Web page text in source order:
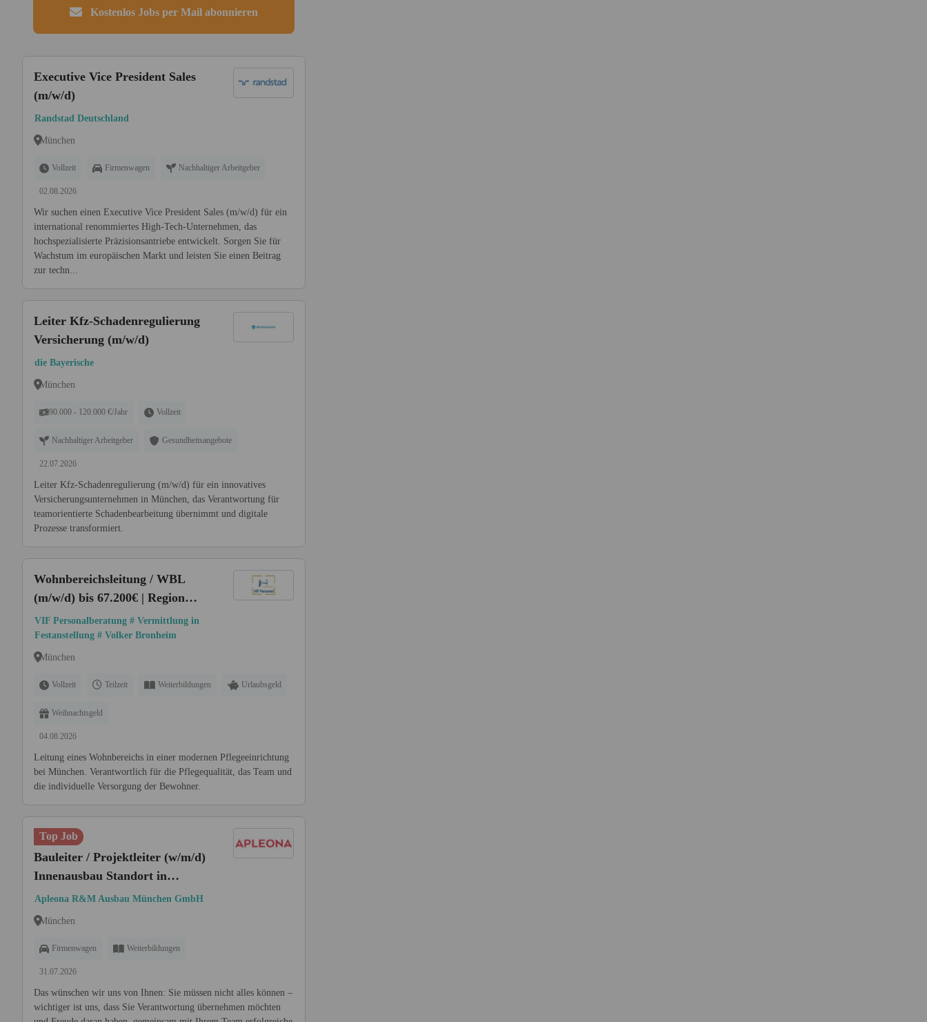
Kostenlos Jobs per Mail abonnieren
Executive Vice President Sales
(m/w/d)
Randstad Deutschland
München
Vollzeit Firmenwagen Nachhaltiger Arbeitgeber
02.08.2026
Wir suchen einen Executive Vice President Sales (m/w/d) für ein
international renommiertes High-Tech-Unternehmen, das
hochspezialisierte Präzisionsantriebe entwickelt. Sorgen Sie für
Wachstum im europäischen Markt und leisten Sie einen Beitrag
zur techn...
Leiter Kfz-Schadenregulierung
Versicherung (m/w/d)
die Bayerische
München
90.000 - 120.000 €/Jahr Vollzeit
Nachhaltiger Arbeitgeber Gesundheitsangebote
22.07.2026
Leiter Kfz-Schadenregulierung (m/w/d) für ein innovatives
Versicherungsunternehmen in München, das Verantwortung für
teamorientierte Schadenbearbeitung übernimmt und digitale
Prozesse transformiert.
Wohnbereichsleitung / WBL
(m/w/d) bis 67.200€ | Region
München Nord und Umgebung
VIF Personalberatung # Vermittlung in
Festanstellung # Volker Bronheim
München
Vollzeit Teilzeit Weiterbildungen Urlaubsgeld
Weihnachtsgeld
04.08.2026
Leitung eines Wohnbereichs in einer modernen Pflegeeinrichtung
bei München. Verantwortlich für die Pflegequalität, das Team und
die individuelle Versorgung der Bewohner.
Top Job
Bauleiter / Projektleiter (w/m/d)
Innenausbau Standort in
München
Apleona R&M Ausbau München GmbH
München
Firmenwagen Weiterbildungen
31.07.2026
Das wünschen wir uns von Ihnen: Sie müssen nicht alles können –
wichtiger ist uns, dass Sie Verantwortung übernehmen möchten